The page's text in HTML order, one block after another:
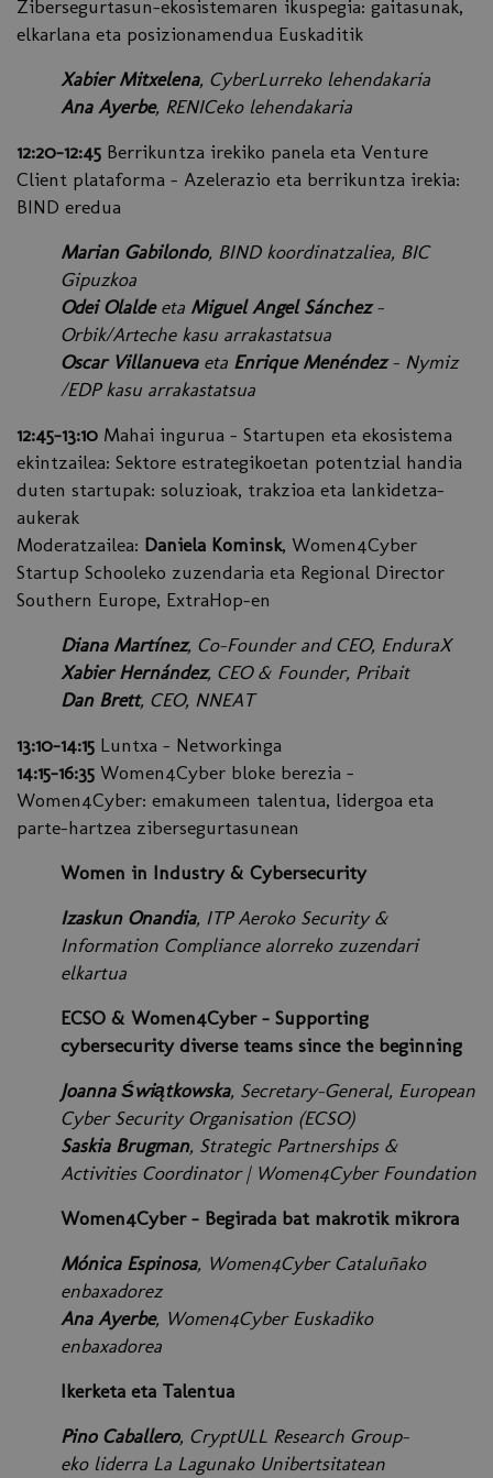
Zibersegurtasun-ekosistemaren ikuspegia: gaitasunak,
elkarlana eta posizionamendua Euskaditik
Xabier Mitxelena, CyberLurreko lehendakaria
Ana Ayerbe, RENICeko lehendakaria
12:20-12:45 Berrikuntza irekiko panela eta Venture
Client plataforma - Azelerazio eta berrikuntza irekia:
BIND eredua
Marian Gabilondo, BIND koordinatzaliea, BIC
Gipuzkoa
Odei Olaldeeta Miguel Angel Sánchez-
Orbik/Arteche kasu arrakastatsua
Oscar Villanuevaeta Enrique Menéndez- Nymiz
/EDP kasu arrakastatsua
12:45-13:10 Mahai ingurua - Startupen eta ekosistema
ekintzailea: Sektore estrategikoetan potentzial handia
duten startupak: soluzioak, trakzioa eta lankidetza-
aukerak
Moderatzailea: Daniela Kominsk, Women4Cyber
Startup Schooleko zuzendaria eta Regional Director
Southern Europe, ExtraHop-en
Diana Martínez, Co-Founder and CEO, EnduraX
Xabier Hernández, CEO & Founder, Pribait
Dan Brett, CEO, NNEAT
13:10-14:15 Luntxa – Networkinga
14:15-16:35 Women4Cyber bloke berezia -
Women4Cyber: emakumeen talentua, lidergoa eta
parte-hartzea zibersegurtasunean
Women in Industry & Cybersecurity
Izaskun Onandia, ITP Aeroko Security &
Information Compliance alorreko zuzendari
elkartua
ECSO & Women4Cyber - Supporting
cybersecurity diverse teams since the beginning
Joanna Świątkowska, Secretary-General, European
Cyber Security Organisation (ECSO)
Saskia Brugman, Strategic Partnerships &
Activities Coordinator | Women4Cyber Foundation
Women4Cyber – Begirada bat makrotik mikrora
Mónica Espinosa, Women4Cyber Cataluñako
enbaxadorez
Ana Ayerbe, Women4Cyber Euskadiko
enbaxadorea
Ikerketa eta Talentua
Pino Caballero, CryptULL Research Group-
eko liderra La Lagunako Unibertsitatean